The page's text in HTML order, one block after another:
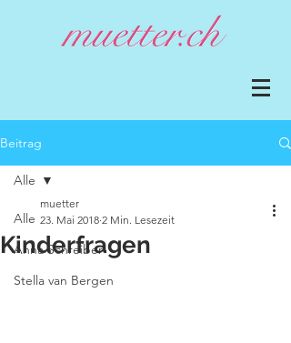
Beitrag
Alle
Anna Schreiber
Stella van Bergen
Alle
Kinderfragen
muetter
23. Mai 2018 2 Min. Lesezeit